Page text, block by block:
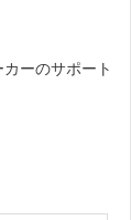
ーのサポート